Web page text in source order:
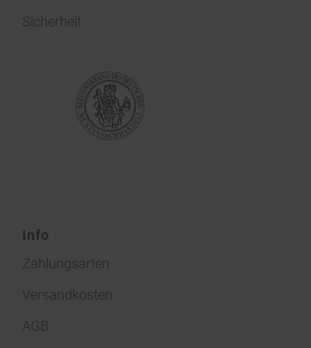
Sicherheit
Info
Zahlungsarten
Versandkosten
AGB